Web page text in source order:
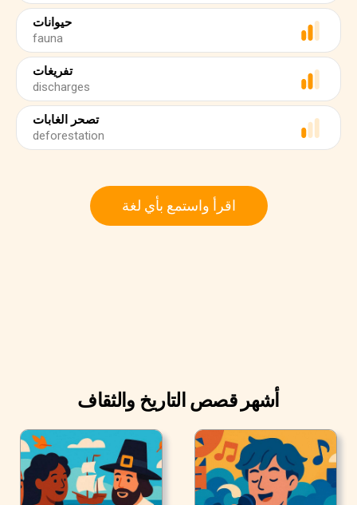
حيوانات
fauna
تفريغات
discharges
تصحر الغابات
deforestation
اقرأ واستمع بأي لغة
أشهر قصص التاريخ والثقاف